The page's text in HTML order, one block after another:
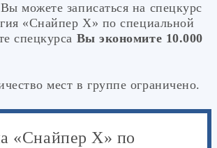
можете записаться на спецкурс
«Снайпер Х» по специальной
спецкурса Вы экономите 10.000
мест в группе ограничено.
«Снайпер Х» по